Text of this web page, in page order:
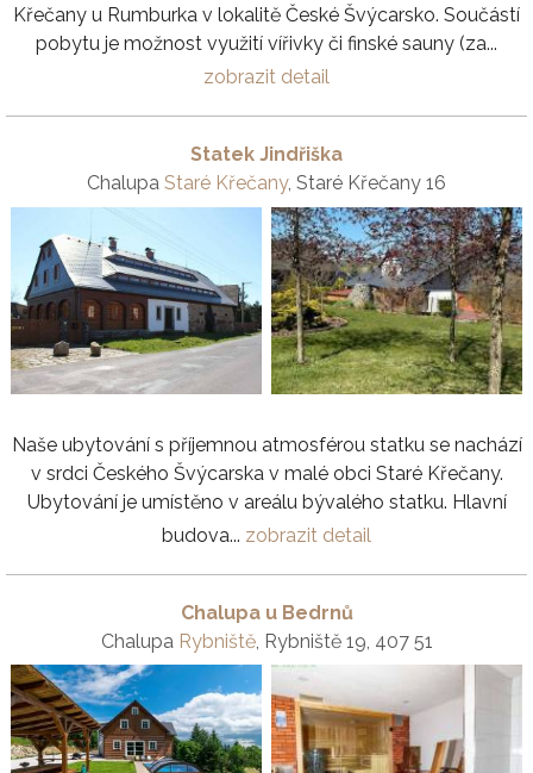
Křečany u Rumburka v lokalitě České Švýcarsko. Součástí
pobytu je možnost využití vířivky či finské sauny (za...
zobrazit detail
Statek Jindřiška
Chalupa Staré Křečany, Staré Křečany 16
Naše ubytování s příjemnou atmosférou statku se nachází
v srdci Českého Švýcarska v malé obci Staré Křečany.
Ubytování je umístěno v areálu bývalého statku. Hlavní
budova... zobrazit detail
Chalupa u Bedrnů
Chalupa Rybniště, Rybniště 19, 407 51